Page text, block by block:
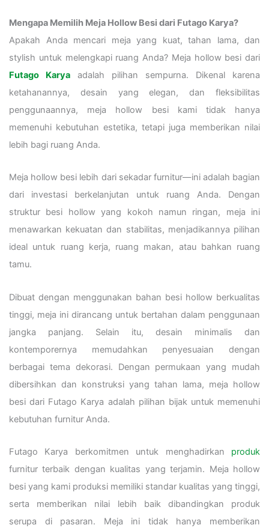
Mengapa Memilih Meja Hollow Besi dari Futago Karya?
Apakah Anda mencari meja yang kuat, tahan lama, dan
stylish untuk melengkapi ruang Anda? Meja hollow besi dari
Futago Karya adalah pilihan sempurna. Dikenal karena
ketahanannya, desain yang elegan, dan fleksibilitas
penggunaannya, meja hollow besi kami tidak hanya
memenuhi kebutuhan estetika, tetapi juga memberikan nilai
lebih bagi ruang Anda.
Meja hollow besi lebih dari sekadar furnitur—ini adalah bagian
dari investasi berkelanjutan untuk ruang Anda. Dengan
struktur besi hollow yang kokoh namun ringan, meja ini
menawarkan kekuatan dan stabilitas, menjadikannya pilihan
ideal untuk ruang kerja, ruang makan, atau bahkan ruang
tamu.
Dibuat dengan menggunakan bahan besi hollow berkualitas
tinggi, meja ini dirancang untuk bertahan dalam penggunaan
jangka panjang. Selain itu, desain minimalis dan
kontemporernya memudahkan penyesuaian dengan
berbagai tema dekorasi. Dengan permukaan yang mudah
dibersihkan dan konstruksi yang tahan lama, meja hollow
besi dari Futago Karya adalah pilihan bijak untuk memenuhi
kebutuhan furnitur Anda.
Futago Karya berkomitmen untuk menghadirkan produk
furnitur terbaik dengan kualitas yang terjamin. Meja hollow
besi yang kami produksi memiliki standar kualitas yang tinggi,
serta memberikan nilai lebih baik dibandingkan produk
serupa di pasaran. Meja ini tidak hanya memberikan